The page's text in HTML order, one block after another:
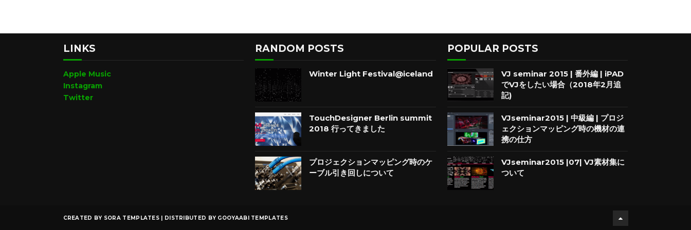
LINKS
Apple Music
Instagram
Twitter
RANDOM POSTS
Winter Light Festival@iceland
TouchDesigner Berlin summit
2018 行ってきました
プロジェクションマッピング時のケ
ーブル引き回しについて
POPULAR POSTS
VJ seminar 2015 | 番外編 | iPAD
でVJをしたい場合（2018年2月追
記)
VJseminar2015 | 中級編 | プロジ
ェクションマッピング時の機材の連
携の仕方
VJseminar2015 |07| VJ素材集に
ついて
CREATED BY SORA TEMPLATES | DISTRIBUTED BY GOOYAABI TEMPLATES